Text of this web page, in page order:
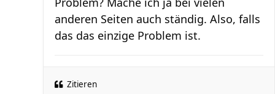
anderen Seiten auch ständig. Also, falls
das das einzige Problem ist.
Zitieren